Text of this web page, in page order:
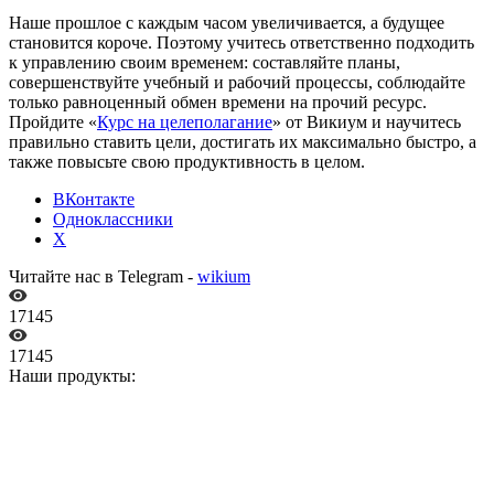
Наше прошлое с каждым часом увеличивается, а будущее
становится короче. Поэтому учитесь ответственно подходить
к управлению своим временем: составляйте планы,
совершенствуйте учебный и рабочий процессы, соблюдайте
только равноценный обмен времени на прочий ресурс.
Пройдите «Курс на целеполагание» от Викиум и научитесь
правильно ставить цели, достигать их максимально быстро, а
также повысьте свою продуктивность в целом.
ВКонтакте
Одноклассники
X
Читайте нас в Telegram - wikium
17145
17145
Наши продукты: